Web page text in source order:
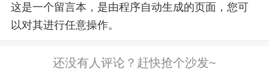
这是一个留言本，是由程序自动生成的页面，您可
以对其进行任意操作。